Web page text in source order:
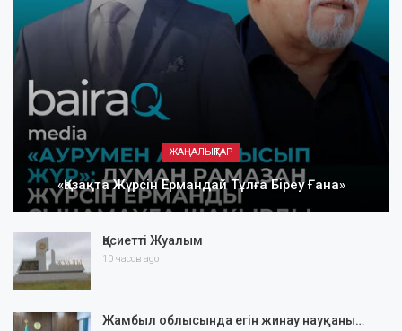
ЖАҢАЛЫҚТАР
«Қазақта Жүрсін Ермандай Тұлға Біреу Ғана»
Қасиетті Жуалым
10 часов ago
Жамбыл облысында егін жинау науқаны…